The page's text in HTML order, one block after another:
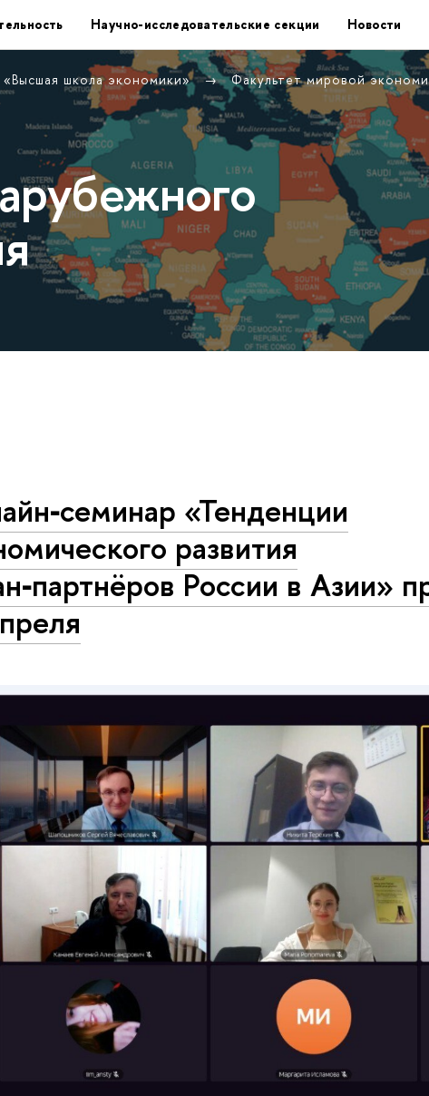
Научно-исследовательские секции Новости
«Высшая школа экономики» Факультет мировой
«Тенденции
развития
России в Азии»